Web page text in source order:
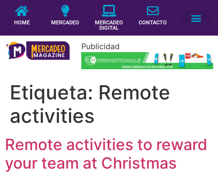
HOME MERCADEO
MERCADEO
DIGITAL
CONTACTO
Publicidad
Etiqueta: Remote
activities
Remote activities to reward
your team at Christmas